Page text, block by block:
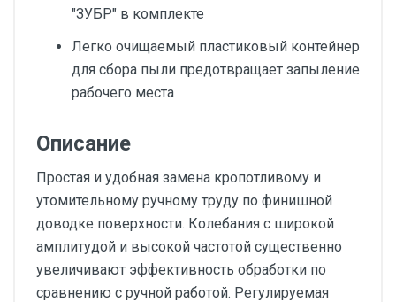
″ЗУБР″ в комплекте
Легко очищаемый пластиковый контейнер
для сбора пыли предотвращает запыление
рабочего места
Описание
Простая и удобная замена кропотливому и
утомительному ручному труду по финишной
доводке поверхности. Колебания с широкой
амплитудой и высокой частотой существенно
увеличивают эффективность обработки по
сравнению с ручной работой. Регулируемая